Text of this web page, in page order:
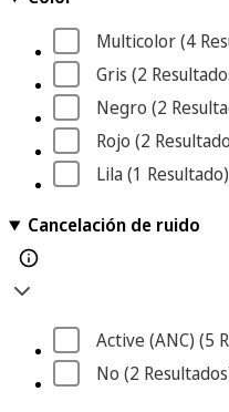
Multicolor (4
Gris (2
Negro (2
Rojo (2
Lila (1 Resultado)
Cancelación de ruido
Active (ANC) (5
No (2 Resultados